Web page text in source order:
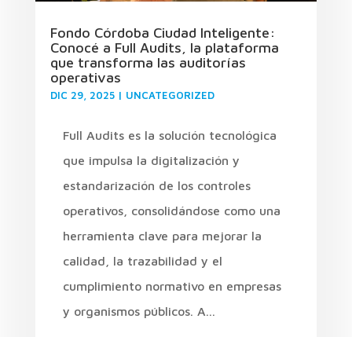
Fondo Córdoba Ciudad Inteligente:
Conocé a Full Audits, la plataforma
que transforma las auditorías
operativas
DIC 29, 2025| UNCATEGORIZED
Full Audits es la solución tecnológica
que impulsa la digitalización y
estandarización de los controles
operativos, consolidándose como una
herramienta clave para mejorar la
calidad, la trazabilidad y el
cumplimiento normativo en empresas
y organismos públicos. A...